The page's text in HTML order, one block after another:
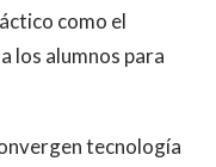
como el
los alumnos para
tecnología